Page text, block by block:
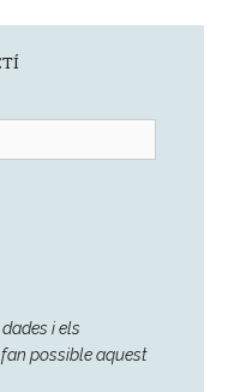
i els
possible aquest